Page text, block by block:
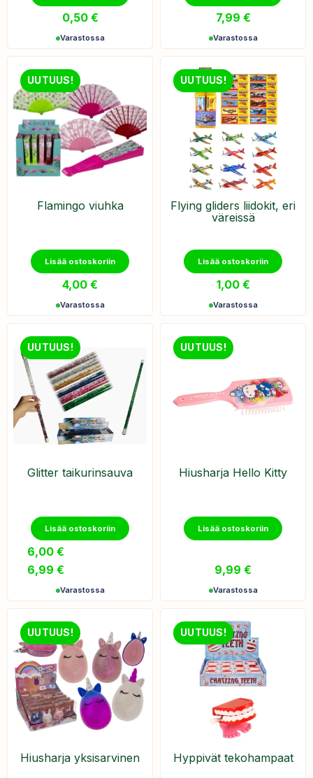
0,50 €
Varastossa
7,99 €
Varastossa
UUTUUS!
Flamingo viuhka
Lisää ostoskoriin
4,00 €
Varastossa
UUTUUS!
Flying gliders liidokit, eri
väreissä
Lisää ostoskoriin
1,00 €
Varastossa
UUTUUS!
Glitter taikurinsauva
Lisää ostoskoriin
6,00 €
6,99 €
Varastossa
UUTUUS!
Hiusharja Hello Kitty
Lisää ostoskoriin
9,99 €
Varastossa
UUTUUS!
Hiusharja yksisarvinen
UUTUUS!
Hyppivät tekohampaat